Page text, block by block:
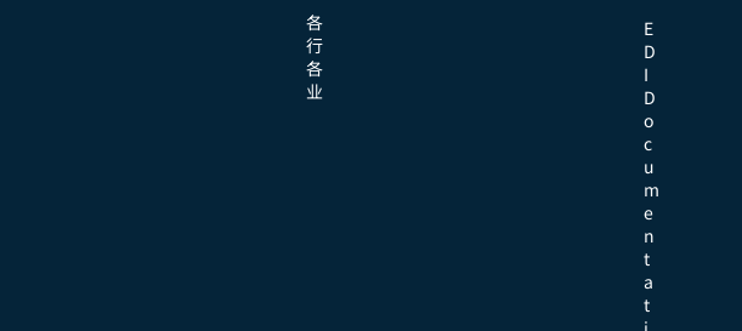
各
行
各
业
E
D
I
D
o
c
u
m
e
n
t
a
t